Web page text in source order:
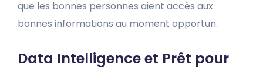
que les bonnes personnes aient accès aux
bonnes informations au moment opportun.
Data Intelligence et Prêt pour